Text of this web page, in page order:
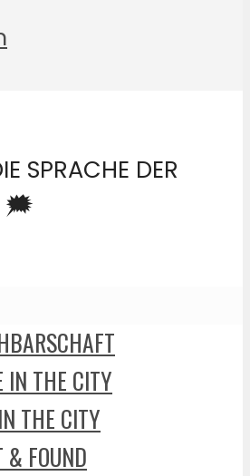
SPRACHE DER
🗯️
IN THE CITY
THE CITY
& FOUND